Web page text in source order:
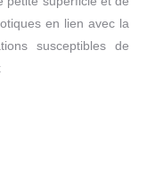
en lien avec la
susceptibles de